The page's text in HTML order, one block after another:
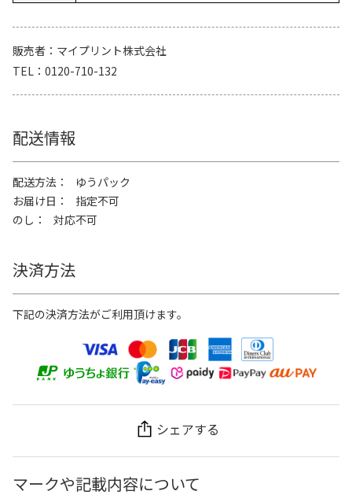
販売者
マイプリント株式会社
TEL
0120-710-132
配送情報
配送方法
ゆうパック
お届け日
指定不可
のし
対応不可
決済方法
下記の決済方法がご利用頂けます。
シェアする
マークや記載内容について